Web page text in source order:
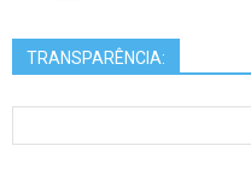
TRANSPARÊNCIA: